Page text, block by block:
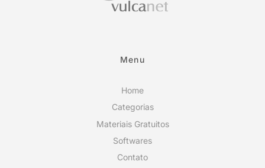
Menu
Home
Categorias
Materiais Gratuitos
Softwares
Contato